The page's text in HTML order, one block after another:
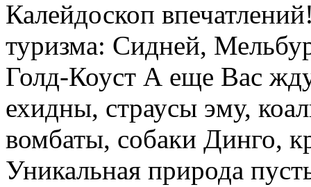
Калейдоскоп
туризма: Сидней,
Голд-Коуст А еще Вас
ехидны, страусы эму,
вомбаты, собаки Динго,
Уникальная природа